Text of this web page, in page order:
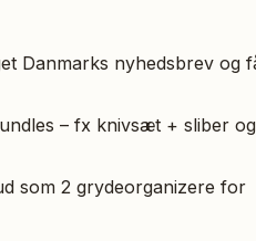
Danmarks nyhedsbrev og
– fx knivsæt + sliber og
som 2 grydeorganizere for